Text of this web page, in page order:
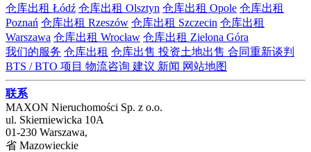
仓库出租 Łódź 仓库出租 Olsztyn 仓库出租 Opole 仓库出租
Poznań 仓库出租 Rzeszów 仓库出租 Szczecin 仓库出租
Warszawa 仓库出租 Wrocław 仓库出租 Zielona Góra
我们的服务 仓库出租 仓库出售 投资土地出售 合同重新谈判
BTS / BTO 项目 物流咨询 建议 新闻 网站地图
联系
MAXON Nieruchomości Sp. z o.o.
ul. Skierniewicka 10A
01-230 Warszawa,
省 Mazowieckie